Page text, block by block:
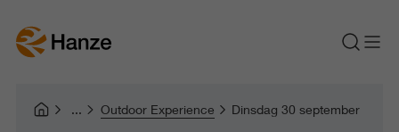
Outdoor Experience Dinsdag 30 september